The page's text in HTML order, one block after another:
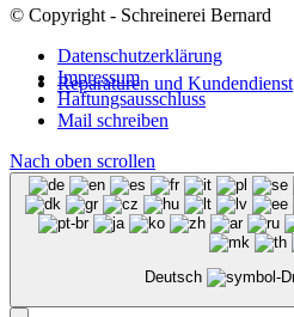
Reparaturen und Kundendienst
© Copyright - Schreinerei Bernard
Datenschutzerklärung
Impressum
Haftungsausschluss
Mail schreiben
Nach oben scrollen
Deutsch